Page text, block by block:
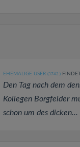
EHEMALIGE USER (3742 )
Den Tag nach dem
Kollegen Borgfelder
schon um des dicken...